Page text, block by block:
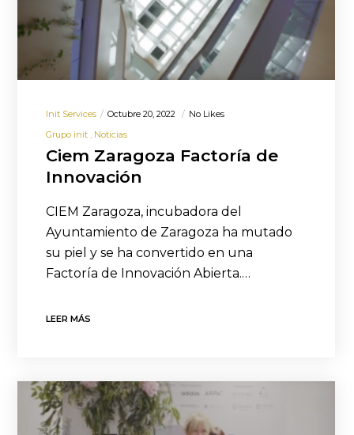
Init Services Octubre 20, 2022
No Likes
Grupo init
Noticias
Ciem Zaragoza Factoría de
Innovación
CIEM Zaragoza, incubadora del
Ayuntamiento de Zaragoza ha mutado
su piel y se ha convertido en una
Factoría de Innovación Abierta.…
LEER MÁS